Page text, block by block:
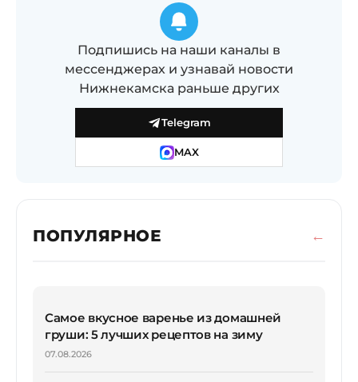
Подпишись на наши каналы в
мессенджерах и узнавай новости
Нижнекамска раньше других
Telegram
MAX
ПОПУЛЯРНОЕ
Самое вкусное варенье из домашней
груши: 5 лучших рецептов на зиму
07.08.2026